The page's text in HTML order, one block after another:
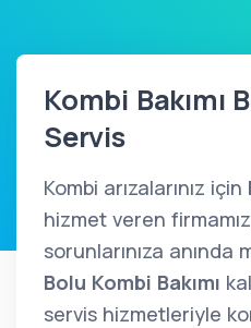
Kombi Bakımı
Servis
Kombi arızalarınız için
hizmet veren
sorunlarınıza anında
Bolu Kombi Bakımı
servis hizmetleriyle